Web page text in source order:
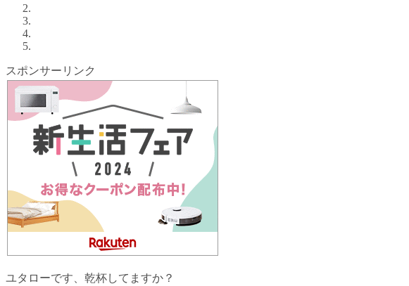
スポンサーリンク
ユタローです、乾杯してますか？